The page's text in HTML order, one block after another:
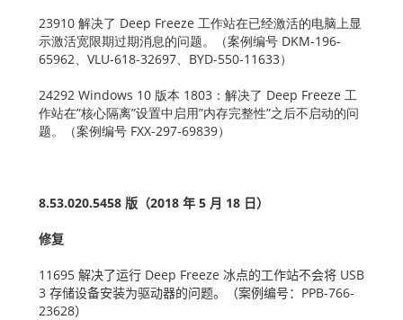
23910 解决了 Deep Freeze 工作站在已经激活的电脑上显
示激活宽限期过期消息的问题。（案例编号 DKM-196-
65962、VLU-618-32697、BYD-550-11633）
24292 Windows 10 版本 1803：解决了 Deep Freeze 工
作站在”核心隔离”设置中启用”内存完整性”之后不启动的问
题。（案例编号 FXX-297-69839）
8.53.020.5458 版（2018 年 5 月 18 日）
修复
11695 解决了运行 Deep Freeze 冰点的工作站不会将 USB
3 存储设备安装为驱动器的问题。（案例编号： PPB-766-
23628）